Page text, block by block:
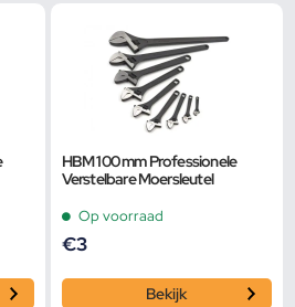
HBM 100 mm Professionele
Verstelbare Moersleutel
Op voorraad
€3
Bekijk